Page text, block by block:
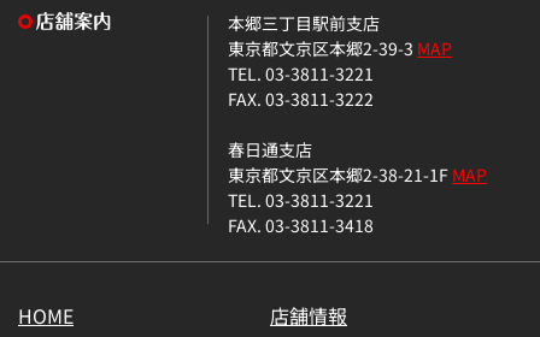
本郷三丁目駅前支店
東京都文京区本郷2-39-3 MAP
TEL. 03-3811-3221
FAX. 03-3811-3222
春日通支店
東京都文京区本郷2-38-21-1FMAP
TEL. 03-3811-3221
FAX. 03-3811-3418
HOME
店舗情報